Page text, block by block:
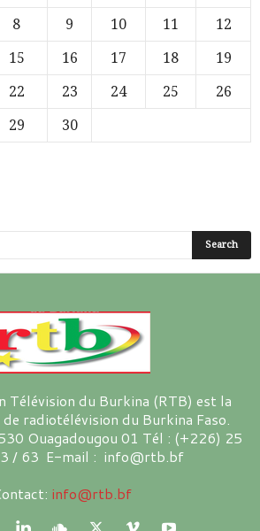
8 9 10 11
12
15 16 17 18
19
22 23 24 25
26
29
30
Télévision du Burkina (RTB) est la
radiotélévision du Burkina Faso.
Ouagadougou 01 Tél : (+226) 25
/ 63 E-mail : info@rtb.bf
info@rtb.bf